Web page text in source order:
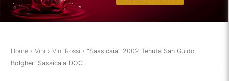
Home ›Vini ›Vini Rossi › “Sassicaia” 2002 Tenuta San Guido
Bolgheri Sassicaia DOC